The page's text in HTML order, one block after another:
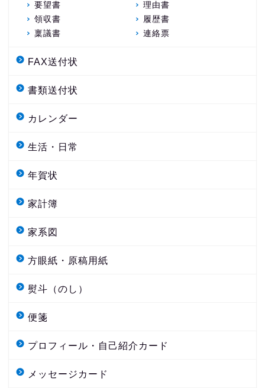
要望書
理由書
領収書
履歴書
稟議書
連絡票
FAX送付状
書類送付状
カレンダー
生活・日常
年賀状
家計簿
家系図
方眼紙・原稿用紙
熨斗（のし）
便箋
プロフィール・自己紹介カード
メッセージカード